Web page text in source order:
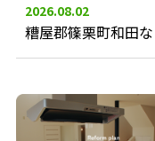
2026.08.02